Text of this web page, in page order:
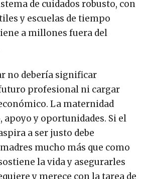
de cuidados robusto, con
y escuelas de tiempo
a millones fuera del
no debería significar
profesional ni cargar
La maternidad
apoyo y oportunidades. Si el
a ser justo debe
mucho más que como
la vida y asegurarles
y merece con la tarea de